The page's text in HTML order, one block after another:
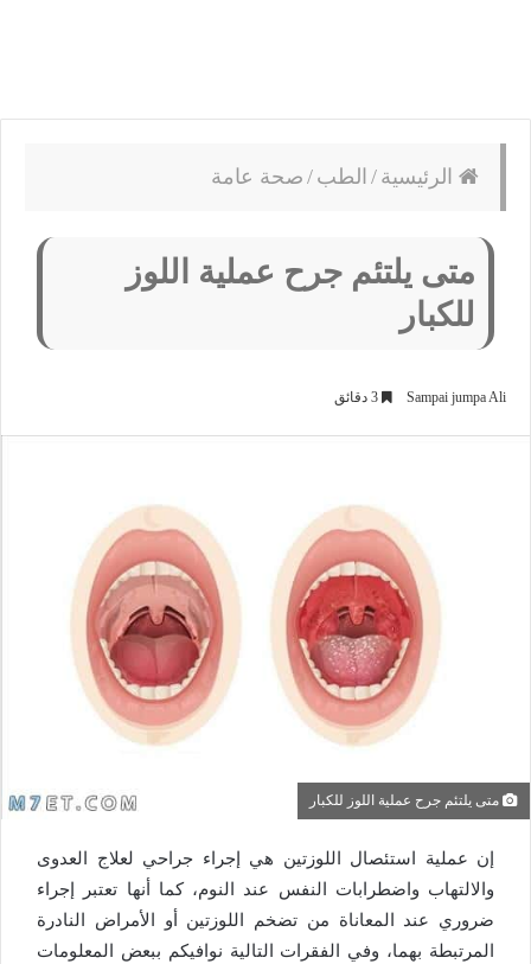
الرئيسية / الطب / صحة عامة
متى يلتئم جرح عملية اللوز
للكبار
Sampai jumpa Ali
متى يلتئم جرح عملية اللوز للكبار
إن عملية استئصال اللوزتين هي إجراء جراحي لعلاج العدوى
والالتهاب واضطرابات النفس عند النوم، كما أنها تعتبر إجراء
ضروري عند المعاناة من تضخم اللوزتين أو الأمراض النادرة
المرتبطة بهما، وفي الفقرات التالية نوافيكم ببعض المعلومات